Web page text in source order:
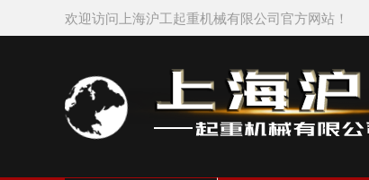
欢迎访问上海沪工起重机械有限公司官方网站！